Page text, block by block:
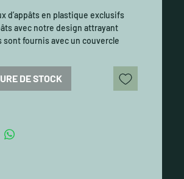
d’appâts en plastique exclusifs
avec notre design attrayant
sont fournis avec un couvercle
DE STOCK